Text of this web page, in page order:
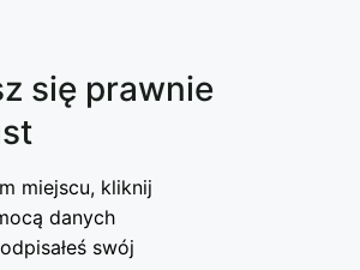
się prawnie
miejscu, kliknij
danych
swój